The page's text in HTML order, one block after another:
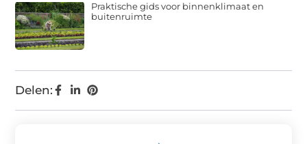
Delen:
Praktische gids voor binnenklimaat en
buitenruimte